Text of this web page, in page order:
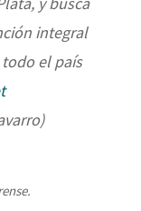
integral
el país